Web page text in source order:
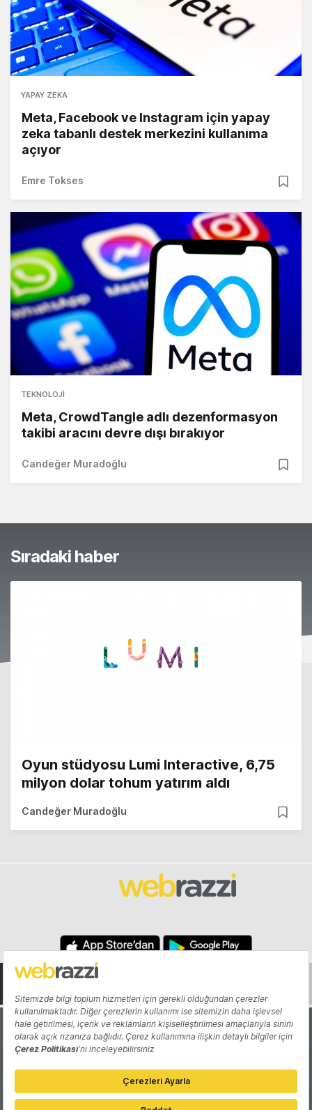
YAPAY ZEKA
Meta, Facebook ve Instagram için yapay
zeka tabanlı destek merkezini kullanıma
açıyor
Emre Tokses
TEKNOLOJI
Meta, CrowdTangle adlı dezenformasyon
takibi aracını devre dışı bırakıyor
Candeğer Muradoğlu
Sıradaki haber
Oyun stüdyosu Lumi Interactive, 6,75
milyon dolar tohum yatırım aldı
Candeğer Muradoğlu
Hakkında Yazarlar
Katkıda Bulun Reklam